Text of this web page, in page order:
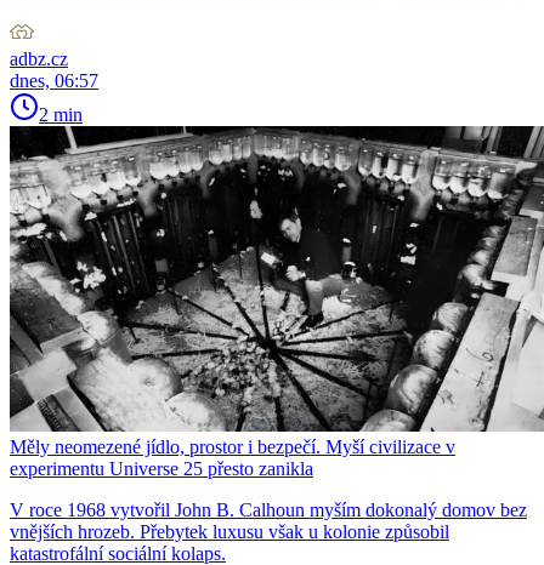
adbz.cz
dnes, 06:57
2 min
Měly neomezené jídlo, prostor i bezpečí. Myší civilizace v
experimentu Universe 25 přesto zanikla
V roce 1968 vytvořil John B. Calhoun myším dokonalý domov bez
vnějších hrozeb. Přebytek luxusu však u kolonie způsobil
katastrofální sociální kolaps.